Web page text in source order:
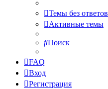
Темы без ответов
Активные темы
Поиск
FAQ
Вход
Регистрация